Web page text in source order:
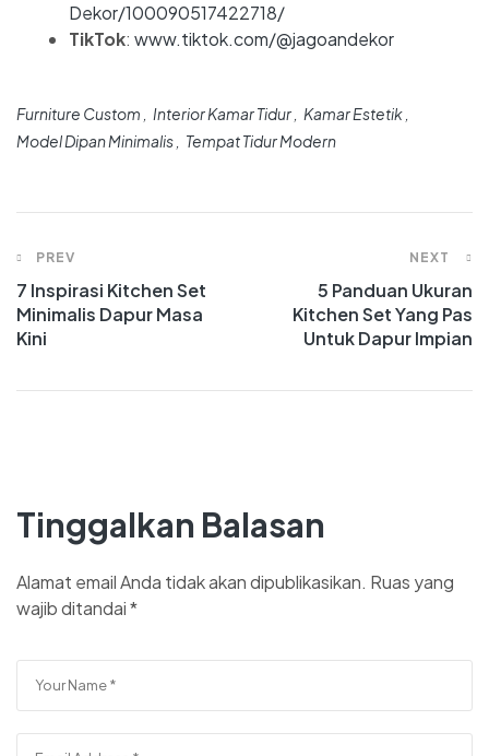
Dekor/100090517422718/
TikTok: www.tiktok.com/@jagoandekor
Furniture Custom Interior Kamar Tidur
Kamar Estetik
Model Dipan Minimalis
Tempat Tidur Modern
PREV
7 Inspirasi Kitchen Set
Minimalis Dapur Masa
Kini
NEXT
5 Panduan Ukuran
Kitchen Set Yang Pas
Untuk Dapur Impian
Tinggalkan Balasan
Alamat email Anda tidak akan dipublikasikan. Ruas yang
wajib ditandai*